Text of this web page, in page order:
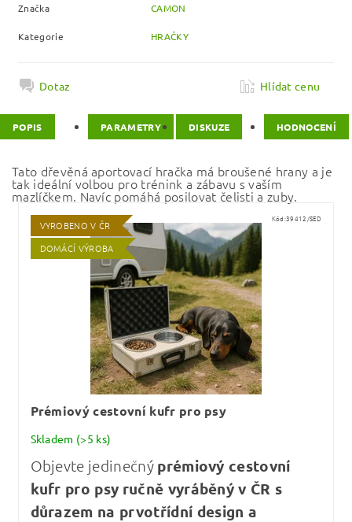
Značka CAMON
Kategorie HRAČKY
Dotaz Hlídat cenu
POPIS PARAMETRY DISKUZE HODNOCENÍ
Tato dřevěná aportovací hračka má broušené hrany a je
tak ideální volbou pro trénink a zábavu s vaším
mazlíčkem. Navíc pomáhá posilovat čelisti a zuby.
VYROBENO V ČR
DOMÁCÍ VÝROBA
Kód:39412/SED
Prémiový cestovní kufr pro psy
Skladem (>5 ks)
Objevte jedinečný prémiový cestovní
kufr pro psy ručně vyráběný v ČR s
důrazem na prvotřídní design a